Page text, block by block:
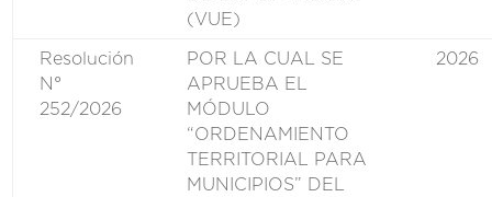
(VUE)
Resolución
N°
252/2026
POR LA CUAL SE
APRUEBA EL
MÓDULO
“ORDENAMIENTO
TERRITORIAL PARA
MUNICIPIOS” DEL
2026